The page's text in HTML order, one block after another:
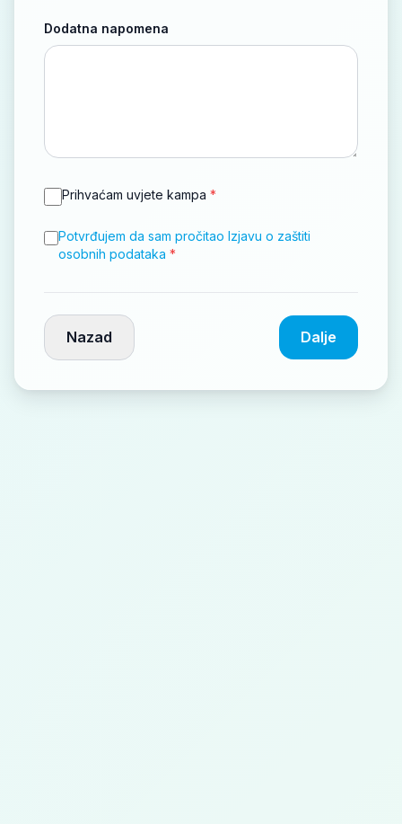
Dodatna napomena
Prihvaćam uvjete kampa *
Potvrđujem da sam pročitao Izjavu o zaštiti
osobnih podataka *
Nazad Dalje